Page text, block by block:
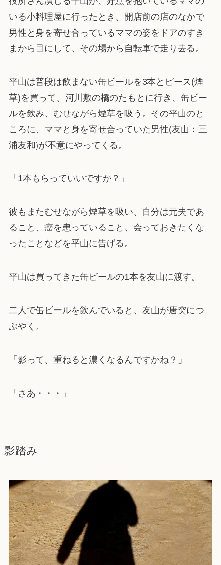
いる小料理屋に行ったとき、開店前の店のなかで
男性と身を寄せ合っているママの姿をドアのすき
まから目にして、その場から自転車で走り去る。
平山は普段は飲まない缶ビールを3本とピース(煙
草)を買って、河川敷の橋のたもとに行き、缶ビー
ルを飲み、むせながら煙草を吸う。その平山のと
ころに、ママと身を寄せ合っていた男性(友山：三
浦友和)が不意にやってくる。
「1本もらっていいですか？」
彼もまたむせながら煙草を吸い、自分は元夫であ
ること、癌を患っていること、会っておきたくな
ったことなどを平山に告げる。
平山は買ってきた缶ビールの1本を友山に渡す。
二人で缶ビールを飲んでいると、友山が唐突につ
ぶやく。
「影って、重ねると濃くなるんですかね？」
「さあ・・・」
影踏み